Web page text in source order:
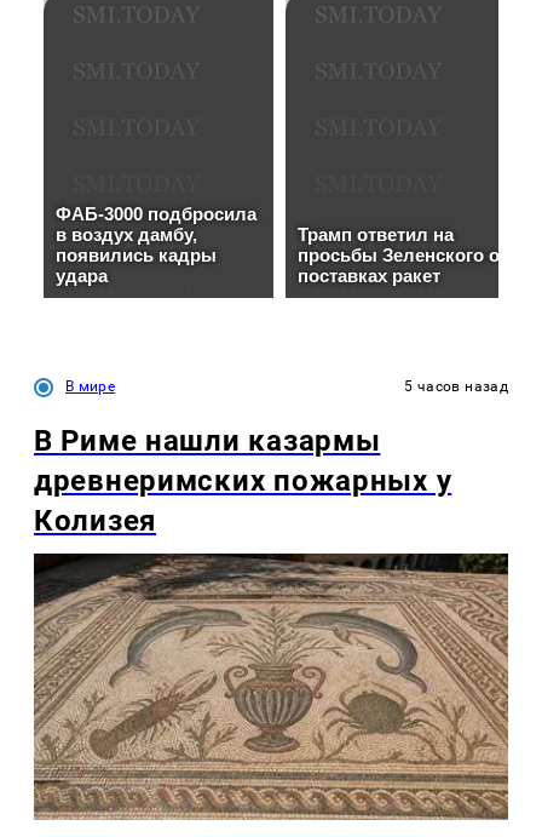
В мире 5 часов назад
В Риме нашли казармы
древнеримских пожарных у
Колизея